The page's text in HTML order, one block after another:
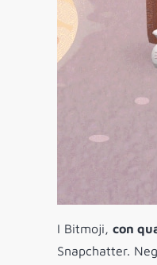
I Bitmoji, con
Snapchatter.